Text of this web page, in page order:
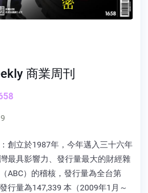
商業周刊
創立於1987年，今年邁入三十六年
最具影響力、發行量最大的財經雜
ABC）的稽核，發行量為全台第
行量為147,339 本（2009年1月～